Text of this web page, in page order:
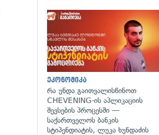
ეკონომიკა
რა უნდა გაითვალისწინოთ
CHEVENING-ის აპლიკაციის
შევსების პროცესში —
საქართველოს ბანკის
სტიპენდიატის, ლუკა ხუნდაძის